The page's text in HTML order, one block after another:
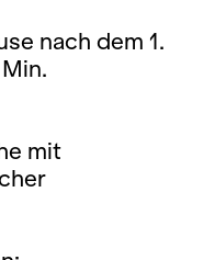
nach dem 1.
mit